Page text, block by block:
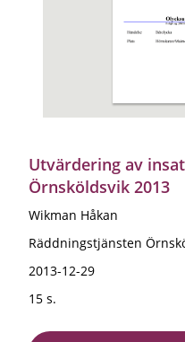
Utvärdering av
Örnsköldsvik 2013
Wikman Håkan
Räddningstjänsten
2013-12-29
15 s.